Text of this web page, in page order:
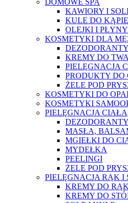
KAWIORY I
KULE DO
OLEJKI I PŁYNY
KOSMETYKI DLA
DEZODORANTY
KREMY DO
PIELĘGNACJA
PRODUKTY DO
ŻELE POD
KOSMETYKI DO
KOSMETYKI
PIELĘGNACJA CIAŁA
DEZODORANTY
MASŁA,
MGIEŁKI DO
MYDEŁKA
PEELINGI
ŻELE POD
PIELĘGNACJA RĄK I
KREMY DO RĄK
KREMY DO